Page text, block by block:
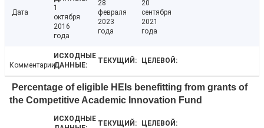
Дата
1
октября
2016
года
28
февраля
2023
года
20
сентября
2021
года
Комментарии
Percentage of eligible HEIs benefitting from grants of
the Competitive Academic Innovation Fund